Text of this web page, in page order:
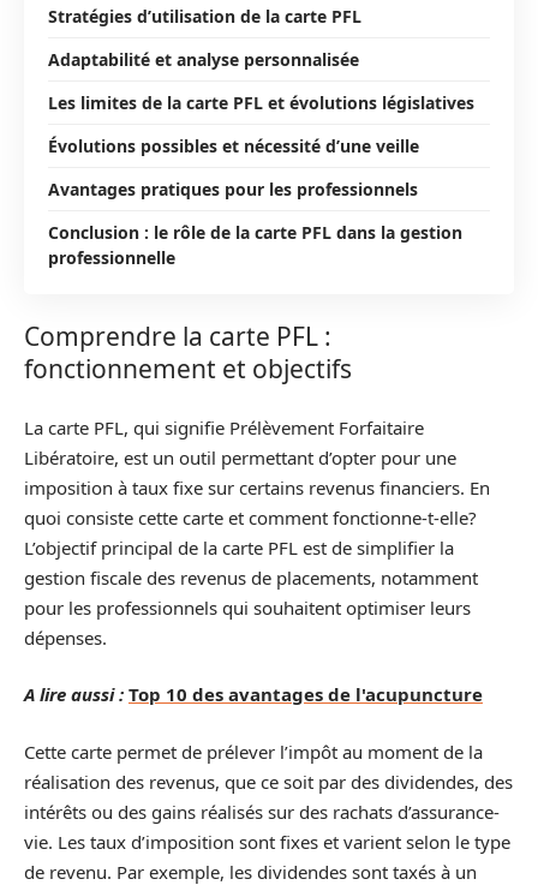
Stratégies d’utilisation de la carte PFL
Adaptabilité et analyse personnalisée
Les limites de la carte PFL et évolutions législatives
Évolutions possibles et nécessité d’une veille
Avantages pratiques pour les professionnels
Conclusion : le rôle de la carte PFL dans la gestion
professionnelle
Comprendre la carte PFL :
fonctionnement et objectifs
La carte PFL, qui signifie Prélèvement Forfaitaire
Libératoire, est un outil permettant d’opter pour une
imposition à taux fixe sur certains revenus financiers. En
quoi consiste cette carte et comment fonctionne-t-elle?
L’objectif principal de la carte PFL est de simplifier la
gestion fiscale des revenus de placements, notamment
pour les professionnels qui souhaitent optimiser leurs
dépenses.
A lire aussi : Top 10 des avantages de l'acupuncture
Cette carte permet de prélever l’impôt au moment de la
réalisation des revenus, que ce soit par des dividendes, des
intérêts ou des gains réalisés sur des rachats d’assurance-
vie. Les taux d’imposition sont fixes et varient selon le type
de revenu. Par exemple, les dividendes sont taxés à un